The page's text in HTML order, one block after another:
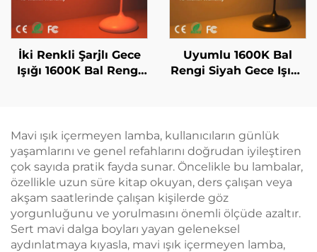
İki Renkli Şarjlı Gece
Işığı 1600K Bal Rengi
Ömrü Type-C
Uyumlu 1600K Bal
Rengi Siyah Gece Işığı,
Mavi ışık içermeyen lamba, kullanıcıların günlük
yaşamlarını ve genel refahlarını doğrudan iyileştiren
çok sayıda pratik fayda sunar. Öncelikle bu lambalar,
özellikle uzun süre kitap okuyan, ders çalışan veya
akşam saatlerinde çalışan kişilerde göz
yorgunluğunu ve yorulmasını önemli ölçüde azaltır.
Sert mavi dalga boyları yayan geleneksel
aydınlatmaya kıyasla, mavi ışık içermeyen lamba,